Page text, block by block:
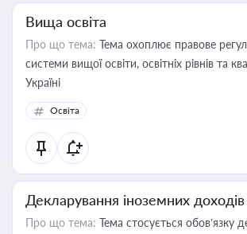
Вища освіта
Про що тема: Тема охоплює правове
системи вищої освіти, освітніх рівнів та
Україні
Освіта
Декларування іноземних доходів
Про що тема: Тема стосується обов’язку